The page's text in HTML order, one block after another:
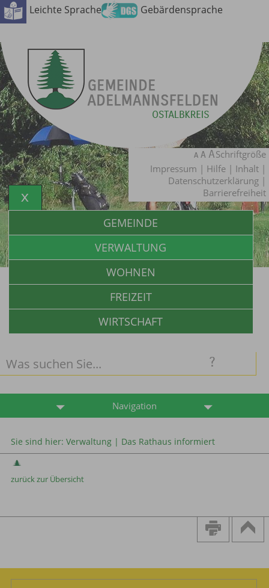
Leichte Sprache Gebärdensprache
Schriftgröße
Impressum | Hilfe | Inhalt |
Datenschutzerklärung |
Barrierefreiheit
Navigation
GEMEINDE
VERWALTUNG
WOHNEN
FREIZEIT
WIRTSCHAFT
Sie sind hier: Verwaltung| Das Rathaus informiert
zurück zur Übersicht